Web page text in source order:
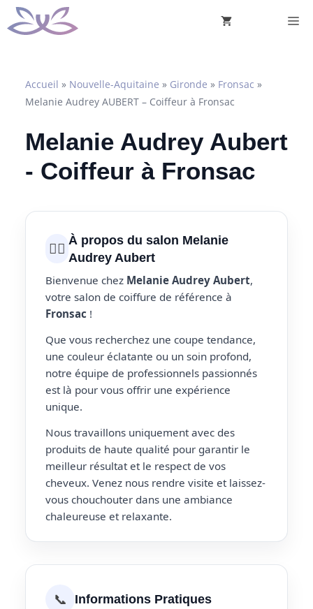
Aller
au
Accueil » Nouvelle-Aquitaine » Gironde » Fronsac »
Melanie Audrey AUBERT – Coiffeur à Fronsac
Melanie Audrey Aubert
- Coiffeur à Fronsac
💇‍♀️ À propos du salon Melanie
Audrey Aubert
Bienvenue chez Melanie Audrey Aubert,
votre salon de coiffure de référence à
Fronsac !
Que vous recherchez une coupe tendance,
une couleur éclatante ou un soin profond,
notre équipe de professionnels passionnés
est là pour vous offrir une expérience
unique.
Nous travaillons uniquement avec des
produits de haute qualité pour garantir le
meilleur résultat et le respect de vos
cheveux. Venez nous rendre visite et laissez-
vous chouchouter dans une ambiance
chaleureuse et relaxante.
📞 Informations Pratiques